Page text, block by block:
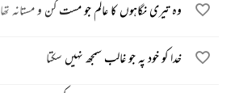
وہ تیری نگاہوں کا عالم جو مست کن و مستانہ تھا
خدا کو خود پہ جو غالب سمجھ نہیں سکتا